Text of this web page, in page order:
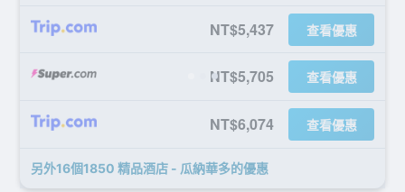
NT$5,437 查看優惠
NT$5,705 查看優惠
NT$6,074 查看優惠
另外16個1850 精品酒店 - 瓜納華多​的優惠